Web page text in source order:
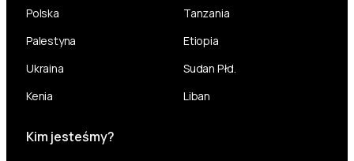
Polska
Palestyna
Ukraina
Kenia
Tanzania
Etiopia
Sudan Płd.
Liban
Kim jesteśmy?